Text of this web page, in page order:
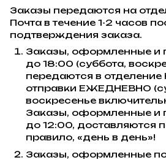
Заказы передаются на
Почта в течение 1-2 часов
подтверждения заказа.
Заказы, оформленные и
до 18:00 (суббота,
передаются в отделение
отправки ЕЖЕДНЕВНО
воскресенье
Заказы, оформленные и
до 12:00, доставляются
правило, «день в день»!
Заказы, оформленные